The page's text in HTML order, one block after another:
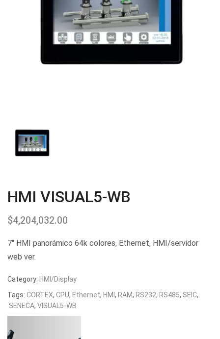
HMI VISUAL5-WB
$4,204,032.00
7″ HMI panorámico 64k colores, Ethernet, HMI/servidor
web ver.
Category: HMI/Display
Tags: CORTEX, CPU, Ethernet, HMI , RAM, RS232, RS485, SEIC,
SENECA, VISUAL5-WB